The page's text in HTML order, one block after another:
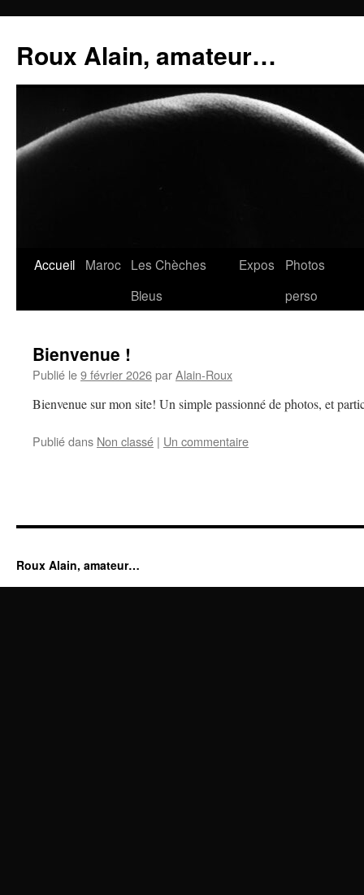
contenu
Roux Alain, amateur…
Accueil Maroc Les Chèches
Bleus
Expos
Photos
perso
Bienvenue !
Publié le9 février 2026parAlain-Roux
Bienvenue sur mon site! Un simple passionné de photos, et
Publié dans Non classé | Un commentaire
Roux Alain, amateur…